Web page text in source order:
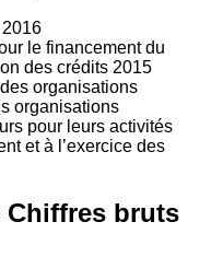
le financement du
des crédits 2015
organisations
organisations
pour leurs activités
et à l’exercice des
Chiffres bruts